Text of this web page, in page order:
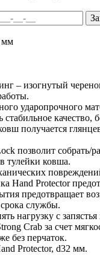
мм
– изогнутый
ударопрочного
получается
позволит
тулейки ковша.
Hand Protector
предотвращает
службы.
нагрузку с
Crab за счет
без перчаток.
Protector, d32 мм.